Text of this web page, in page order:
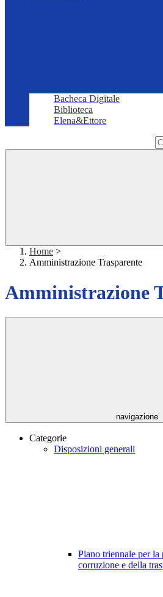
Bacheca Digitale
Biblioteca
Elena&Ettore
Home >
Amministrazione Trasparente
Amministrazione
navigazione
Categorie
Disposizioni generali
Piano triennale per la
corruzione e della